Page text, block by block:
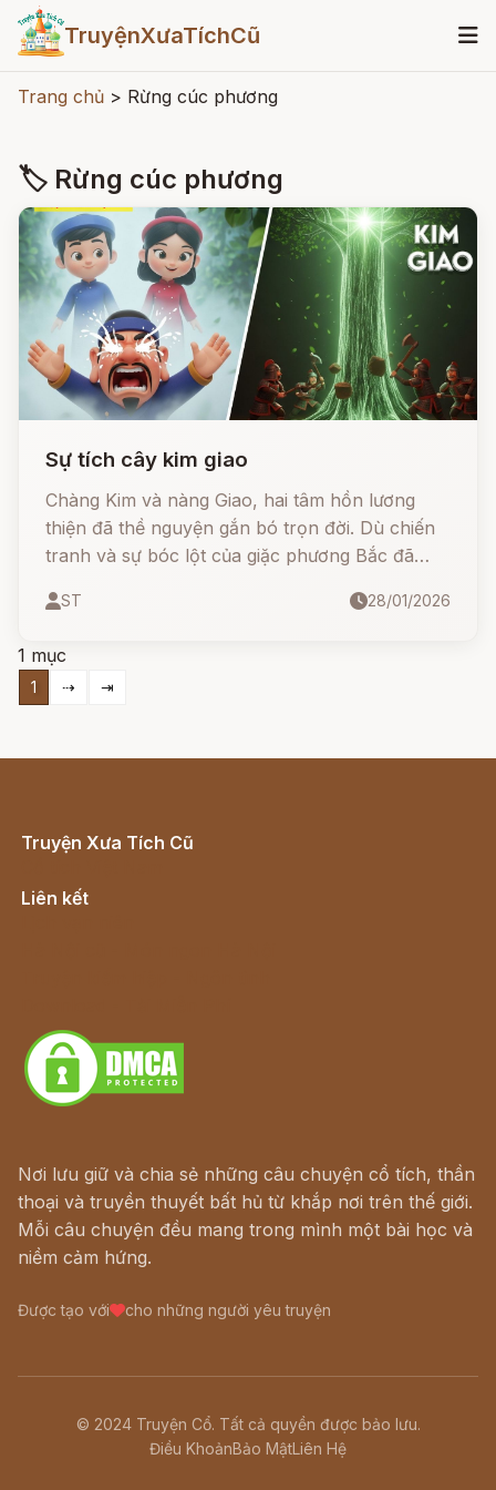
TruyệnXưaTíchCũ
Trang chủ > Rừng cúc phương
🏷 Rừng cúc phương
Sự tích cây kim giao
Chàng Kim và nàng Giao, hai tâm hồn lương
thiện đã thề nguyện gắn bó trọn đời. Dù chiến
tranh và sự bóc lột của giặc phương Bắc đã
hóa thân thành loài cây quý với lá xanh mặt
người, trừng trị kẻ ác
ST 28/01/2026
1 mục
1 ⇢ ⇥
Truyện Xưa Tích Cũ
Liên kết
Nơi lưu giữ và chia sẻ những câu chuyện cổ tích, thần
thoại và truyền thuyết bất hủ từ khắp nơi trên thế giới.
Mỗi câu chuyện đều mang trong mình một bài học và
niềm cảm hứng.
Được tạo với cho những người yêu truyện
© 2024 Truyện Cổ. Tất cả quyền được bảo lưu.
Điều KhoảnBảo MậtLiên Hệ